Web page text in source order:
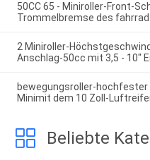
50CC 65 - Miniroller-Front-
Trommelbremse des
2 Miniroller-
Anschlag-50cc mit 3,5 - 10"
bewegungsroller-
Minimit dem 10 Zoll-
Beliebte